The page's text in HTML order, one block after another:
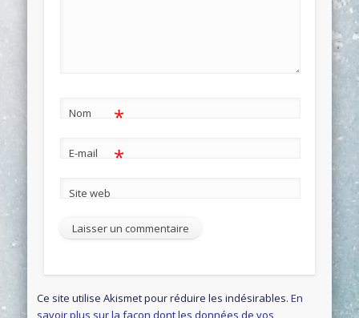
Nom *
E-mail *
Site web
Ce site utilise Akismet pour réduire les indésirables.En
savoir plus sur la façon dont les données de vos